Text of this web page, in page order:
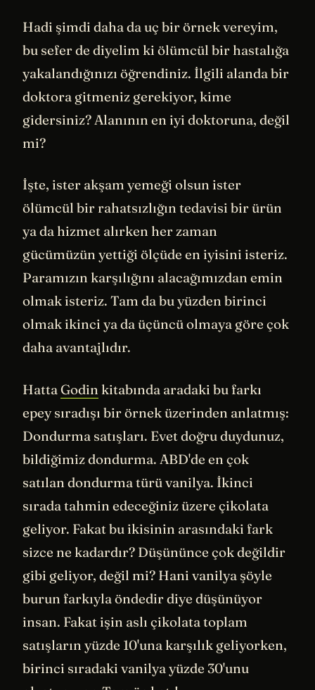
Hadi şimdi daha da uç bir örnek vereyim,
bu sefer de diyelim ki ölümcül bir hastalığa
yakalandığınızı öğrendiniz. İlgili alanda bir
doktora gitmeniz gerekiyor, kime
gidersiniz? Alanının en iyi doktoruna, değil
mi?
İşte, ister akşam yemeği olsun ister
ölümcül bir rahatsızlığın tedavisi bir ürün
ya da hizmet alırken her zaman
gücümüzün yettiği ölçüde en iyisini isteriz.
Paramızın karşılığını alacağımızdan emin
olmak isteriz. Tam da bu yüzden birinci
olmak ikinci ya da üçüncü olmaya göre çok
daha avantajlıdır.
HattaGodin kitabında aradaki bu farkı
epey sıradışı bir örnek üzerinden anlatmış:
Dondurma satışları. Evet doğru duydunuz,
bildiğimiz dondurma. ABD'de en çok
satılan dondurma türü vanilya. İkinci
sırada tahmin edeceğiniz üzere çikolata
geliyor. Fakat bu ikisinin arasındaki fark
sizce ne kadardır? Düşününce çok değildir
gibi geliyor, değil mi? Hani vanilya şöyle
burun farkıyla öndedir diye düşünüyor
insan. Fakat işin aslı çikolata toplam
satışların yüzde 10'una karşılık geliyorken,
birinci sıradaki vanilya yüzde 30'unu